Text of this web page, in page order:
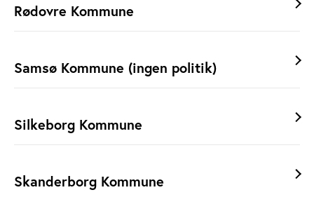
Rødovre Kommune
Samsø Kommune (ingen politik)
Silkeborg Kommune
Skanderborg Kommune